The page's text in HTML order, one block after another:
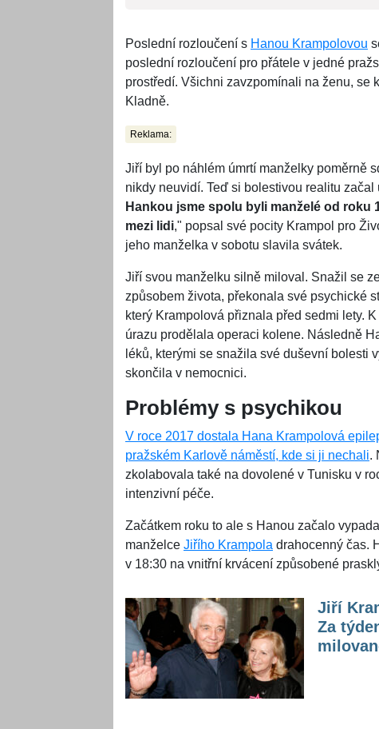
Poslední rozloučení s Hanou Krampolovou
poslední rozloučení pro přátele v jedné
prostředí. Všichni zavzpomínali na ženu, se
Kladně.
Reklama:
Jiří byl po náhlém úmrtí manželky poměrně
nikdy neuvidí. Teď si bolestivou realitu začal
Hankou jsme spolu byli manželé od roku
mezi lidi," popsal své pocity Krampol pro
jeho manželka v sobotu slavila svátek.
Jiří svou manželku silně miloval. Snažil se
způsobem života, překonala své psychické
který Krampolová přiznala před sedmi lety.
úrazu prodělala operaci kolene. Následně
léků, kterými se snažila své duševní bolesti
skončila v nemocnici.
Problémy s psychikou
V roce 2017 dostala Hana Krampolová
pražském Karlově náměstí, kde si ji nechali.
zkolabovala také na dovolené v Tunisku v
intenzivní péče.
Začátkem roku to ale s Hanou začalo
manželce Jiřího Krampola drahocenný čas.
v 18:30 na vnitřní krvácení způsobené
Jiří
Za